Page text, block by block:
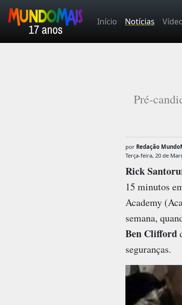
Início Notícias
Pré-
por Redação
Terça-feira, 20 de
Rick
15 minutos
Academy
semana,
Ben Clifford
seguranças.